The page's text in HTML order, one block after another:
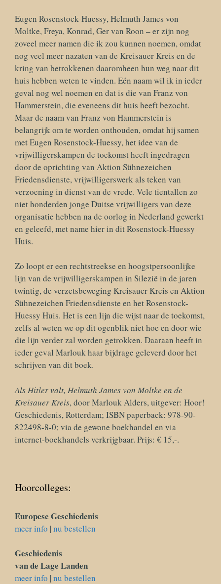
Eugen Rosenstock-Huessy, Helmuth James von
Moltke, Freya, Konrad, Ger van Roon – er zijn nog
zoveel meer namen die ik zou kunnen noemen, omdat
nog veel meer nazaten van de Kreisauer Kreis en de
kring van betrokkenen daaromheen hun weg naar dit
huis hebben weten te vinden. Eén naam wil ik in ieder
geval nog wel noemen en dat is die van Franz von
Hammerstein, die eveneens dit huis heeft bezocht.
Maar de naam van Franz von Hammerstein is
belangrijk om te worden onthouden, omdat hij samen
met Eugen Rosenstock-Huessy, het idee van de
vrijwilligerskampen de toekomst heeft ingedragen
door de oprichting van Aktion Sühnezeichen
Friedensdienste, vrijwilligerswerk als teken van
verzoening in dienst van de vrede. Vele tientallen zo
niet honderden jonge Duitse vrijwilligers van deze
organisatie hebben na de oorlog in Nederland gewerkt
en geleefd, met name hier in dit Rosenstock-Huessy
Huis.
Zo loopt er een rechtstreekse en hoogstpersoonlijke
lijn van de vrijwilligerskampen in Silezië in de jaren
twintig, de verzetsbeweging Kreisauer Kreis en Aktion
Sühnezeichen Friedensdienste en het Rosenstock-
Huessy Huis. Het is een lijn die wijst naar de toekomst,
zelfs al weten we op dit ogenblik niet hoe en door wie
die lijn verder zal worden getrokken. Daaraan heeft in
ieder geval Marlouk haar bijdrage geleverd door het
schrijven van dit boek.
Als Hitler valt, Helmuth James von Moltke en de
Kreisauer Kreis, door Marlouk Alders, uitgever: Hoor!
Geschiedenis, Rotterdam; ISBN paperback: 978-90-
822498-8-0; via de gewone boekhandel en via
internet-boekhandels verkrijgbaar. Prijs: € 15,-.
Hoorcolleges:
Europese Geschiedenis
meer info |nu bestellen
Geschiedenis
van de Lage Landen
meer info |nu bestellen